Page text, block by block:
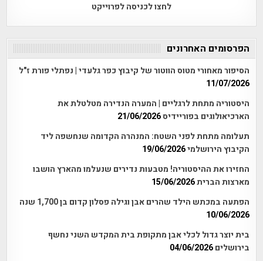
לחצו לכניסה לפרוייקט
הפרסומים האחרונים
הסיפור מאחורי מטוס הווטור של קיבוץ כפר גלעדי | נפתלי פורת ז"ל
11/07/2026
היסטוריה מתחת לרגליים | המערה הנדירה מטלטלת את
הארכיאולוגים בפוריידיס21/06/2026
תעלומה מתחת לפני השטח: המנהרה הקדומה שנחשפה ליד
הקיבוץ הירושלמי19/06/2026
החזירו את ההיסטוריה! מטבעות נדירים שנעלמו מהארץ הושבו
מארצות הברית15/06/2026
הפתעה במכתש הילד שהרים אבן וגילה פסלון קדום בן 1,700 שנה
10/06/2026
בית יוצר גדול לכלי אבן מתקופת בית המקדש השני נחשף
בירושלים 04/06/2026